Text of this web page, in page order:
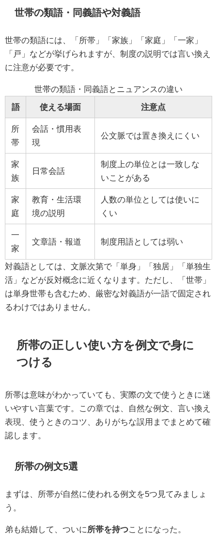
世帯の類語・同義語や対義語
世帯の類語には、「所帯」「家族」「家庭」「一家」
「戸」などが挙げられますが、制度の説明では言い換え
に注意が必要です。
世帯の類語・同義語とニュアンスの違い
語 使える場面 注意点
所
帯
会話・慣用表
現
公文脈では置き換えにくい
家
族
日常会話
制度上の単位とは一致しな
いことがある
家
庭
教育・生活環
境の説明
人数の単位としては使いに
くい
一
家
文章語・報道 制度用語としては弱い
対義語としては、文脈次第で「単身」「独居」「単独生
活」などが反対概念に近くなります。ただし、「世帯」
は単身世帯も含むため、厳密な対義語が一語で固定され
るわけではありません。
所帯の正しい使い方を例文で身に
つける
所帯は意味がわかっていても、実際の文で使うときに迷
いやすい言葉です。この章では、自然な例文、言い換え
表現、使うときのコツ、ありがちな誤用までまとめて確
認します。
所帯の例文5選
まずは、所帯が自然に使われる例文を5つ見てみましょ
う。
弟も結婚して、ついに 所帯を持つ ことになった。